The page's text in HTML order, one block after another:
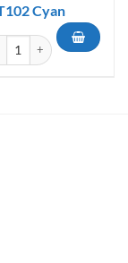
Cyan
de Cartouche Epson